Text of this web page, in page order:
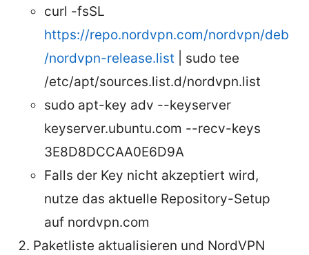
curl -fsSL
https://repo.nordvpn.com/nordvpn/deb
/nordvpn-release.list | sudo tee
/etc/apt/sources.list.d/nordvpn.list
sudo apt-key adv --keyserver
keyserver.ubuntu.com --recv-keys
3E8D8DCCAA0E6D9A
Falls der Key nicht akzeptiert wird,
nutze das aktuelle Repository-Setup
auf nordvpn.com
Paketliste aktualisieren und NordVPN